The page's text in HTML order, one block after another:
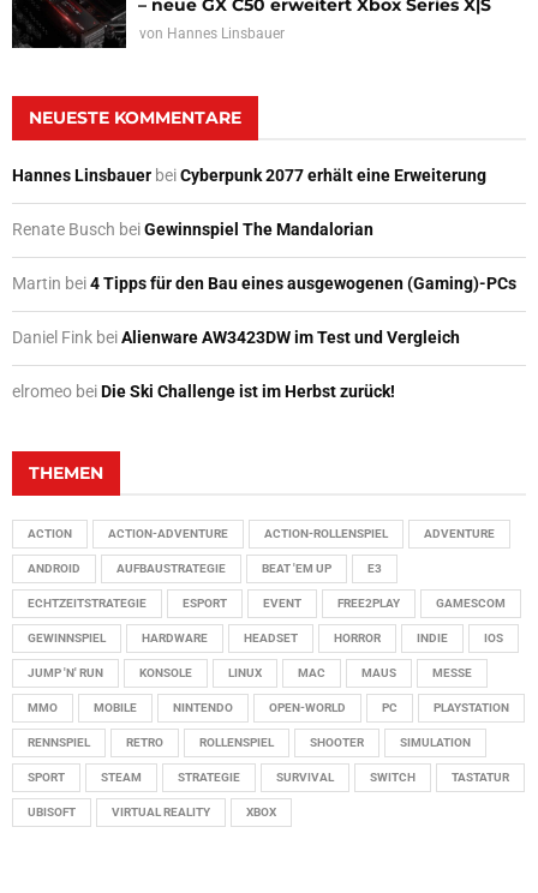
von Hannes Linsbauer
NEUESTE KOMMENTARE
Hannes Linsbauer beiCyberpunk 2077 erhält eine Erweiterung
Renate Busch beiGewinnspiel The Mandalorian
Martin bei4 Tipps für den Bau eines ausgewogenen (Gaming)-PCs
Daniel Fink beiAlienware AW3423DW im Test und Vergleich
elromeo beiDie Ski Challenge ist im Herbst zurück!
THEMEN
ACTION ACTION-ADVENTURE ACTION-ROLLENSPIEL ADVENTURE
ANDROID AUFBAUSTRATEGIE BEAT 'EM UP E3
ECHTZEITSTRATEGIE ESPORT EVENT FREE2PLAY GAMESCOM
GEWINNSPIEL HARDWARE HEADSET HORROR INDIE IOS
JUMP 'N' RUN KONSOLE LINUX MAC MAUS MESSE
MMO MOBILE NINTENDO OPEN-WORLD PC PLAYSTATION
RENNSPIEL RETRO ROLLENSPIEL SHOOTER SIMULATION
SPORT STEAM STRATEGIE SURVIVAL SWITCH TASTATUR
UBISOFT VIRTUAL REALITY XBOX